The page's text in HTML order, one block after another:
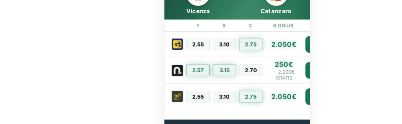
Vicenza Catanzaro
1 X 2 BONUS
2.55 3.10 2.75 2.050€
2.57 3.15 2.70
250€
+ 2.000€
GRATIS
2.55 3.10 2.75 2.050€